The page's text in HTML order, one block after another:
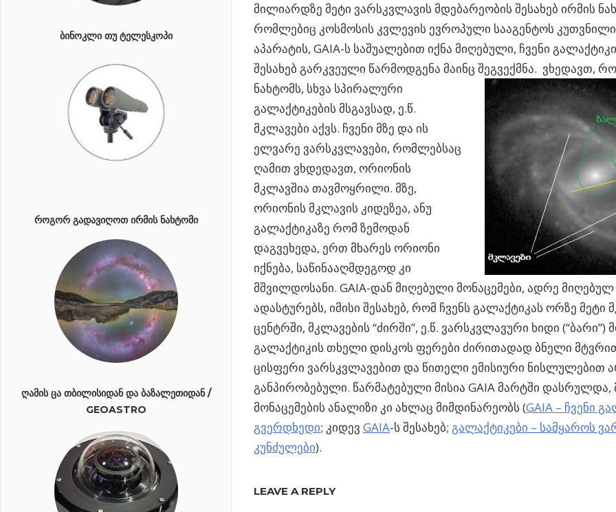
მილიარდზე მეტი ვარსკვლავის მდებარეობის შესახებ ირმის
რომლებიც კოსმოსის კვლევის ევროპული სააგენტოს
აპარატის, GAIA-ს საშუალებით იქნა მიღებული, ჩვენი
შესახებ გარკვეული წარმოდგენა მაინც შეგვექმნა. ვხედავთ,
ნახტომს, სხვა სპირალური
გალაქტიკების მსგავსად, ე.წ.
მკლავები აქვს. ჩვენი მზე და ის
ელვარე ვარსკვლავები, რომლებსაც
ღამით ვხდედავთ, ორიონის
მკლავშია თავმოყრილი. მზე,
ორიონის მკლავის კიდეზეა, ანუ
გალაქტიკაზე რომ ზემოდან
დაგვეხედა, ერთ მხარეს ორიონი
იქნება, საწინააღმდეგოდ კი
მშვილდოსანი. GAIA-დან მიღებული მონაცემები, ადრე მიღებულ
ადასტურებს, იმისი შესახებ, რომ ჩვენს გალაქტიკას ორზე მეტი
ცენტრში, მკლავების “ძირში”, ე.წ. ვარსკვლავური ხიდი (“ბარი”)
გალაქტიკის თხელი დისკოს ფერები ძირითადად ბნელი
ცისფერი ვარსკვლავებით და წითელი ემისიური ნისლულებით
განპირობებული. წარმატებული მისია GAIA მარტში
მონაცემების ანალიზი კი ახლაც მიმდინარეობს (GAIA – ჩვენი
გვერდხედი; კიდევ GAIA-ს შესახებ; გალაქტიკები – სამყაროს
კუნძულები).
Previous
GAIA –
LEAVE A REPLY
ᲑᲘᲜᲝᲙᲚᲘ ᲗᲣ ᲢᲔᲚᲔᲡᲙᲝᲞᲘ
ᲠᲝᲒᲝᲠ ᲒᲐᲓᲐᲕᲘᲦᲝᲗ ᲘᲠᲛᲘᲡ ᲜᲐᲮᲢᲝᲛᲘ
ᲦᲐᲛᲘᲡ ᲪᲐ ᲗᲑᲘᲚᲘᲡᲘᲓᲐᲜ ᲓᲐ ᲑᲐᲖᲐᲚᲔᲗᲘᲓᲐᲜ /
GEOASTRO